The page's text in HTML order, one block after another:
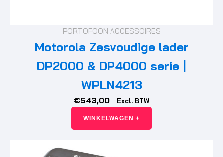
PORTOFOON ACCESSOIRES
Motorola Zesvoudige lader
DP2000 & DP4000 serie |
WPLN4213
€543,00 Excl. BTW
WINKELWAGEN +